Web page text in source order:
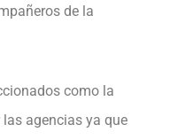
de la
como la
agencias ya que